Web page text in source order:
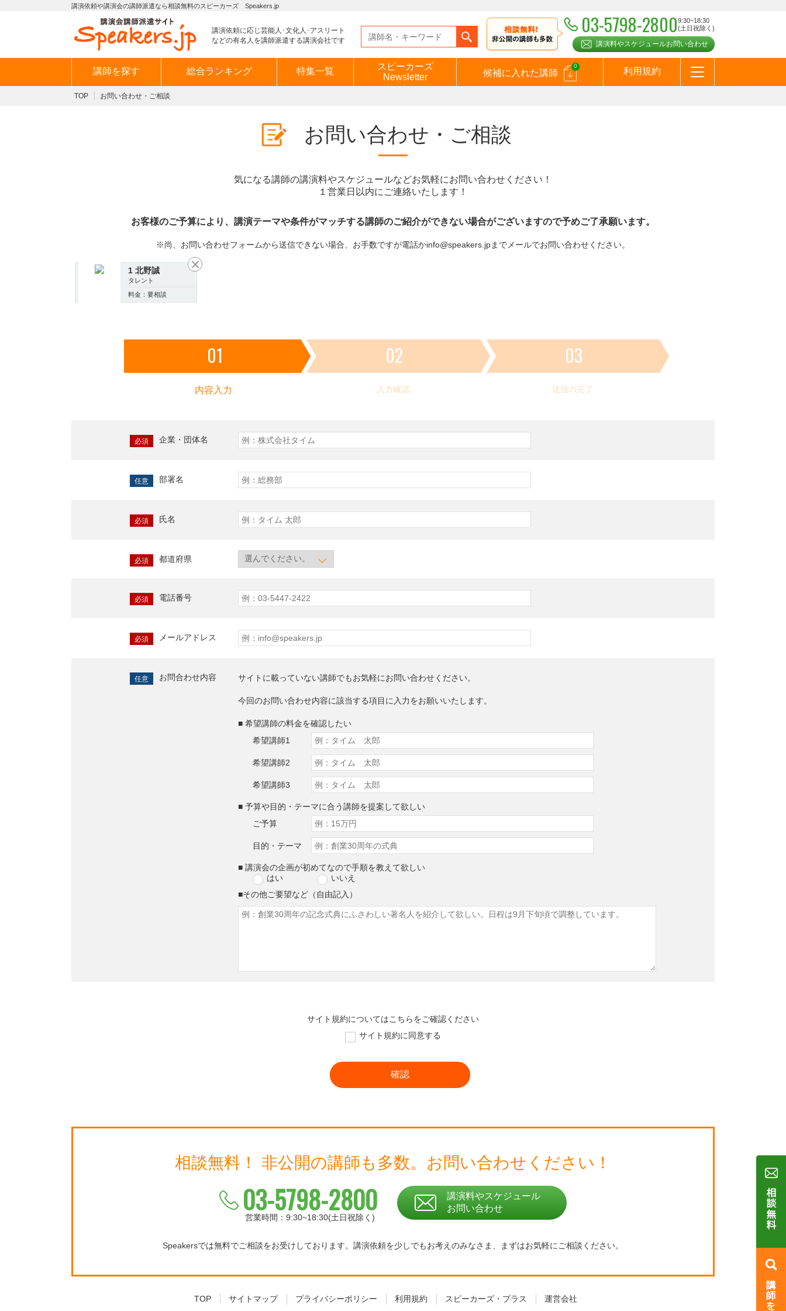
講演依頼や講演会の講師派遣なら相談無料のスピーカーズ Speakers.jp
講演依頼に応じ芸能人･文化人･アスリート
などの有名人を講師派遣する講演会社です
03-5798-28009:30~18:30
(土日祝除く)
講演料やスケジュールお問い合わせ
講師を探す 総合ランキング 特集一覧
スピーカーズ
Newsletter
候補に入れた講師
0
利用規約
TOP お問い合わせ・ご相談
お問い合わせ・ご相談
気になる講師の講演料やスケジュールなどお気軽にお問い合わせください！
１営業日以内にご連絡いたします！
お客様のご予算により、講演テーマや条件がマッチする講師のご紹介ができない場合がございますので予めご了承願います。
※尚、お問い合わせフォームから送信できない場合、お手数ですが電話かinfo@speakers.jpまでメールでお問い合わせください。
1 北野誠
タレント
料金：要相談
01
内容入力
02
入力確認
03
送信の完了
必須 企業・団体名
任意 部署名
必須 氏名
必須 都道府県
必須 電話番号
必須 メールアドレス
任意 お問合わせ内容 サイトに載っていない講師でもお気軽にお問い合わせください。
今回のお問い合わせ内容に該当する項目に入力をお願いいたします。
■ 希望講師の料金を確認したい
希望講師1
希望講師2
希望講師3
■ 予算や目的・テーマに合う講師を提案して欲しい
ご予算
目的・テーマ
■ 講演会の企画が初めてなので手順を教えて欲しい
はい
いいえ
■その他ご要望など（自由記入）
サイト規約についてはこちらをご確認ください
サイト規約に同意する
相談無料！ 非公開の講師も多数。 お問い合わせください！
03-5798-2800
営業時間：9:30~18:30(土日祝除く)
講演料やスケジュール
お問い合わせ
Speakersでは無料でご相談をお受けしております。 講演依頼を少しでもお考えのみなさま、 まずはお気軽にご相談ください。
TOP サイトマップ プライバシーポリシー 利用規約 スピーカーズ・プラス 運営会社